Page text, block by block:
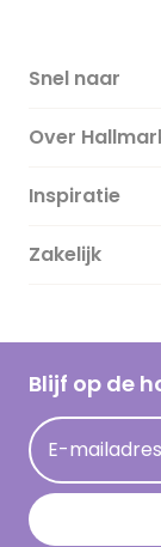
Snel naar
Over
Over ons
Duurzaamheid
Hallmark
Acties
Persberichten
Hallmark en
Inspiratie
Magazine
Cadeau
Kaartinspiratie
Zakelijk
Blijf op de
E-mailadres